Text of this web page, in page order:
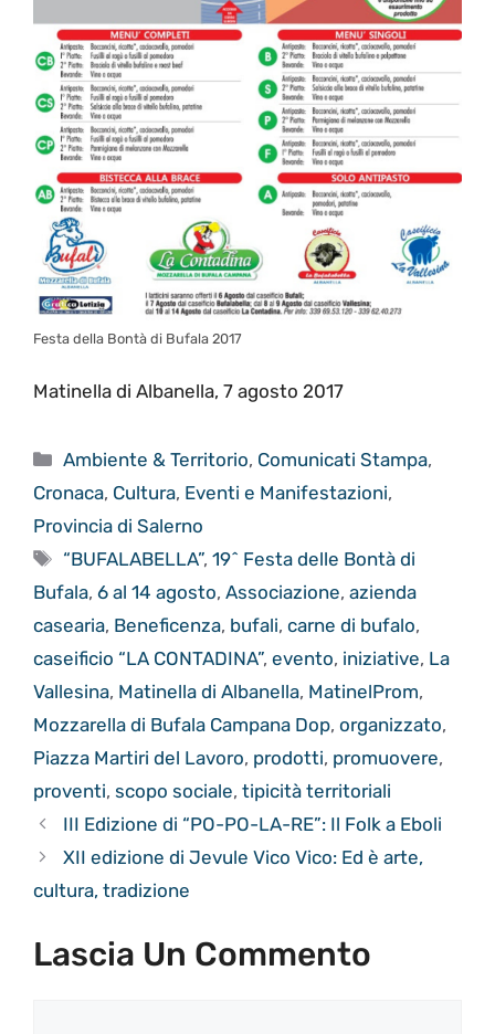
Festa della Bontà di Bufala 2017
Matinella di Albanella, 7 agosto 2017
Categorie
Ambiente & Territorio, Comunicati Stampa,
Cronaca, Cultura, Eventi e Manifestazioni,
Provincia di Salerno
Tag
“BUFALABELLA”,19^ Festa delle Bontà di
Bufala, 6 al 14 agosto, Associazione, azienda
casearia, Beneficenza, bufali, carne di bufalo,
caseificio “LA CONTADINA”, evento, iniziative, La
Vallesina, Matinella di Albanella, MatinelProm,
Mozzarella di Bufala Campana Dop, organizzato,
Piazza Martiri del Lavoro, prodotti, promuovere,
proventi, scopo sociale, tipicità territoriali
III Edizione di “PO-PO-LA-RE”: Il Folk a Eboli
XII edizione di Jevule Vico Vico: Ed è arte,
cultura, tradizione
Lascia Un Commento